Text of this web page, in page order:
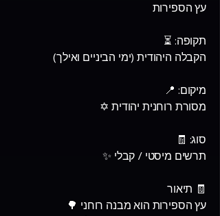
עץ הספירות
תקופה: ⏳
הקבלה היהודית (ימי הביניים ואילך)
מיקום: 📍
מסורת רוחנית יהודית ✡️
סוג: 🧾
תרשים מיסטי / קבלי ✨
🧾 תיאור
עץ הספירות הוא מבנה רוחני 🌳